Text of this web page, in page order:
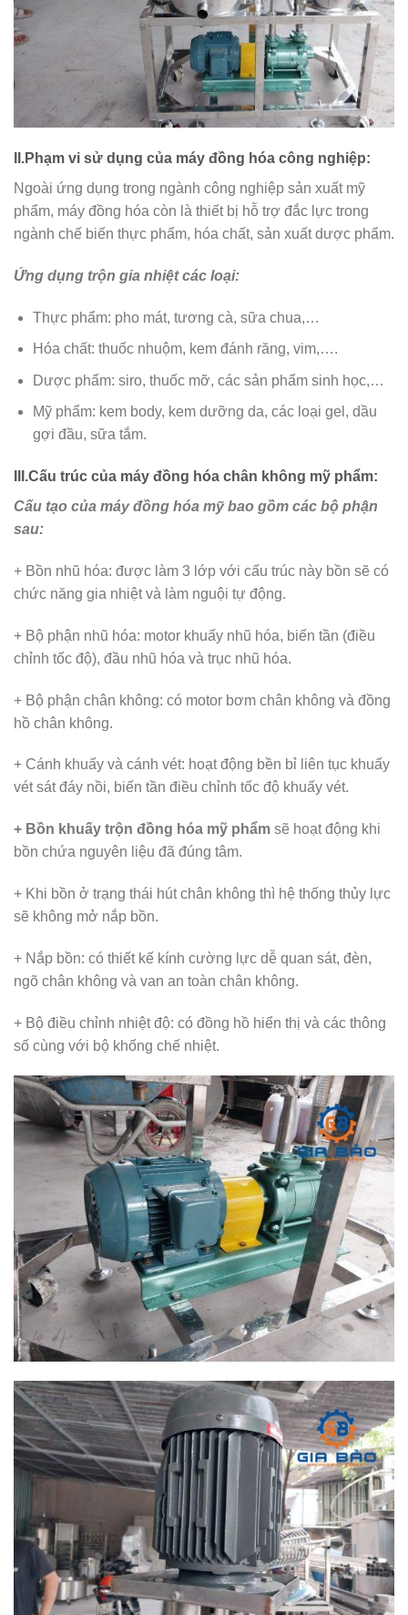
II.Phạm vi sử dụng của máy đồng hóa công nghiệp:
Ngoài ứng dụng trong ngành công nghiệp sản xuất mỹ
phẩm, máy đồng hóa còn là thiết bị hỗ trợ đắc lực trong
ngành chế biến thực phẩm, hóa chất, sản xuất dược phẩm.
Ứng dụng trộn gia nhiệt các loại:
Thực phẩm: pho mát, tương cà, sữa chua,…
Hóa chất: thuốc nhuộm, kem đánh răng, vim,….
Dược phẩm: siro, thuốc mỡ, các sản phẩm sinh học,…
Mỹ phẩm: kem body, kem dưỡng da, các loại gel, dầu
gợi đầu, sữa tắm.
III.Cấu trúc của máy đồng hóa chân không mỹ phẩm:
Cấu tạo của máy đồng hóa mỹ bao gồm các bộ phận
sau:
+ Bồn nhũ hóa: được làm 3 lớp với cấu trúc này bồn sẽ có
chức năng gia nhiệt và làm nguội tự động.
+ Bộ phận nhũ hóa: motor khuấy nhũ hóa, biến tần (điều
chỉnh tốc độ), đầu nhũ hóa và trục nhũ hóa.
+ Bộ phận chân không: có motor bơm chân không và đồng
hồ chân không.
+ Cánh khuấy và cánh vét: hoạt động bền bỉ liên tục khuấy
vét sát đáy nồi, biến tần điều chỉnh tốc độ khuấy vét.
+ Bồn khuấy trộn đồng hóa mỹ phẩm sẽ hoạt động khi
bồn chứa nguyên liệu đã đúng tâm.
+ Khi bồn ở trạng thái hút chân không thì hệ thống thủy lực
sẽ không mở nắp bồn.
+ Nắp bồn: có thiết kế kính cường lực dễ quan sát, đèn,
ngõ chân không và van an toàn chân không.
+ Bộ điều chỉnh nhiệt độ: có đồng hồ hiển thị và các thông
số cùng với bộ khống chế nhiệt.